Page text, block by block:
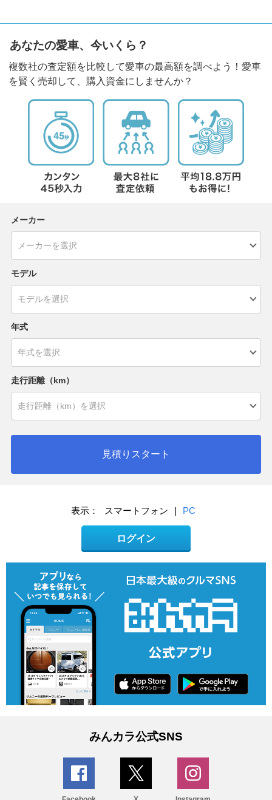
あなたの愛車、今いくら？
複数社の査定額を比較して愛車の最高額を調べよう！愛車
を賢く売却して、購入資金にしませんか？
メーカー
モデル
年式
走行距離（km）
見積りスタート
表示： スマートフォン | PC
ログイン
みんカラ公式SNS